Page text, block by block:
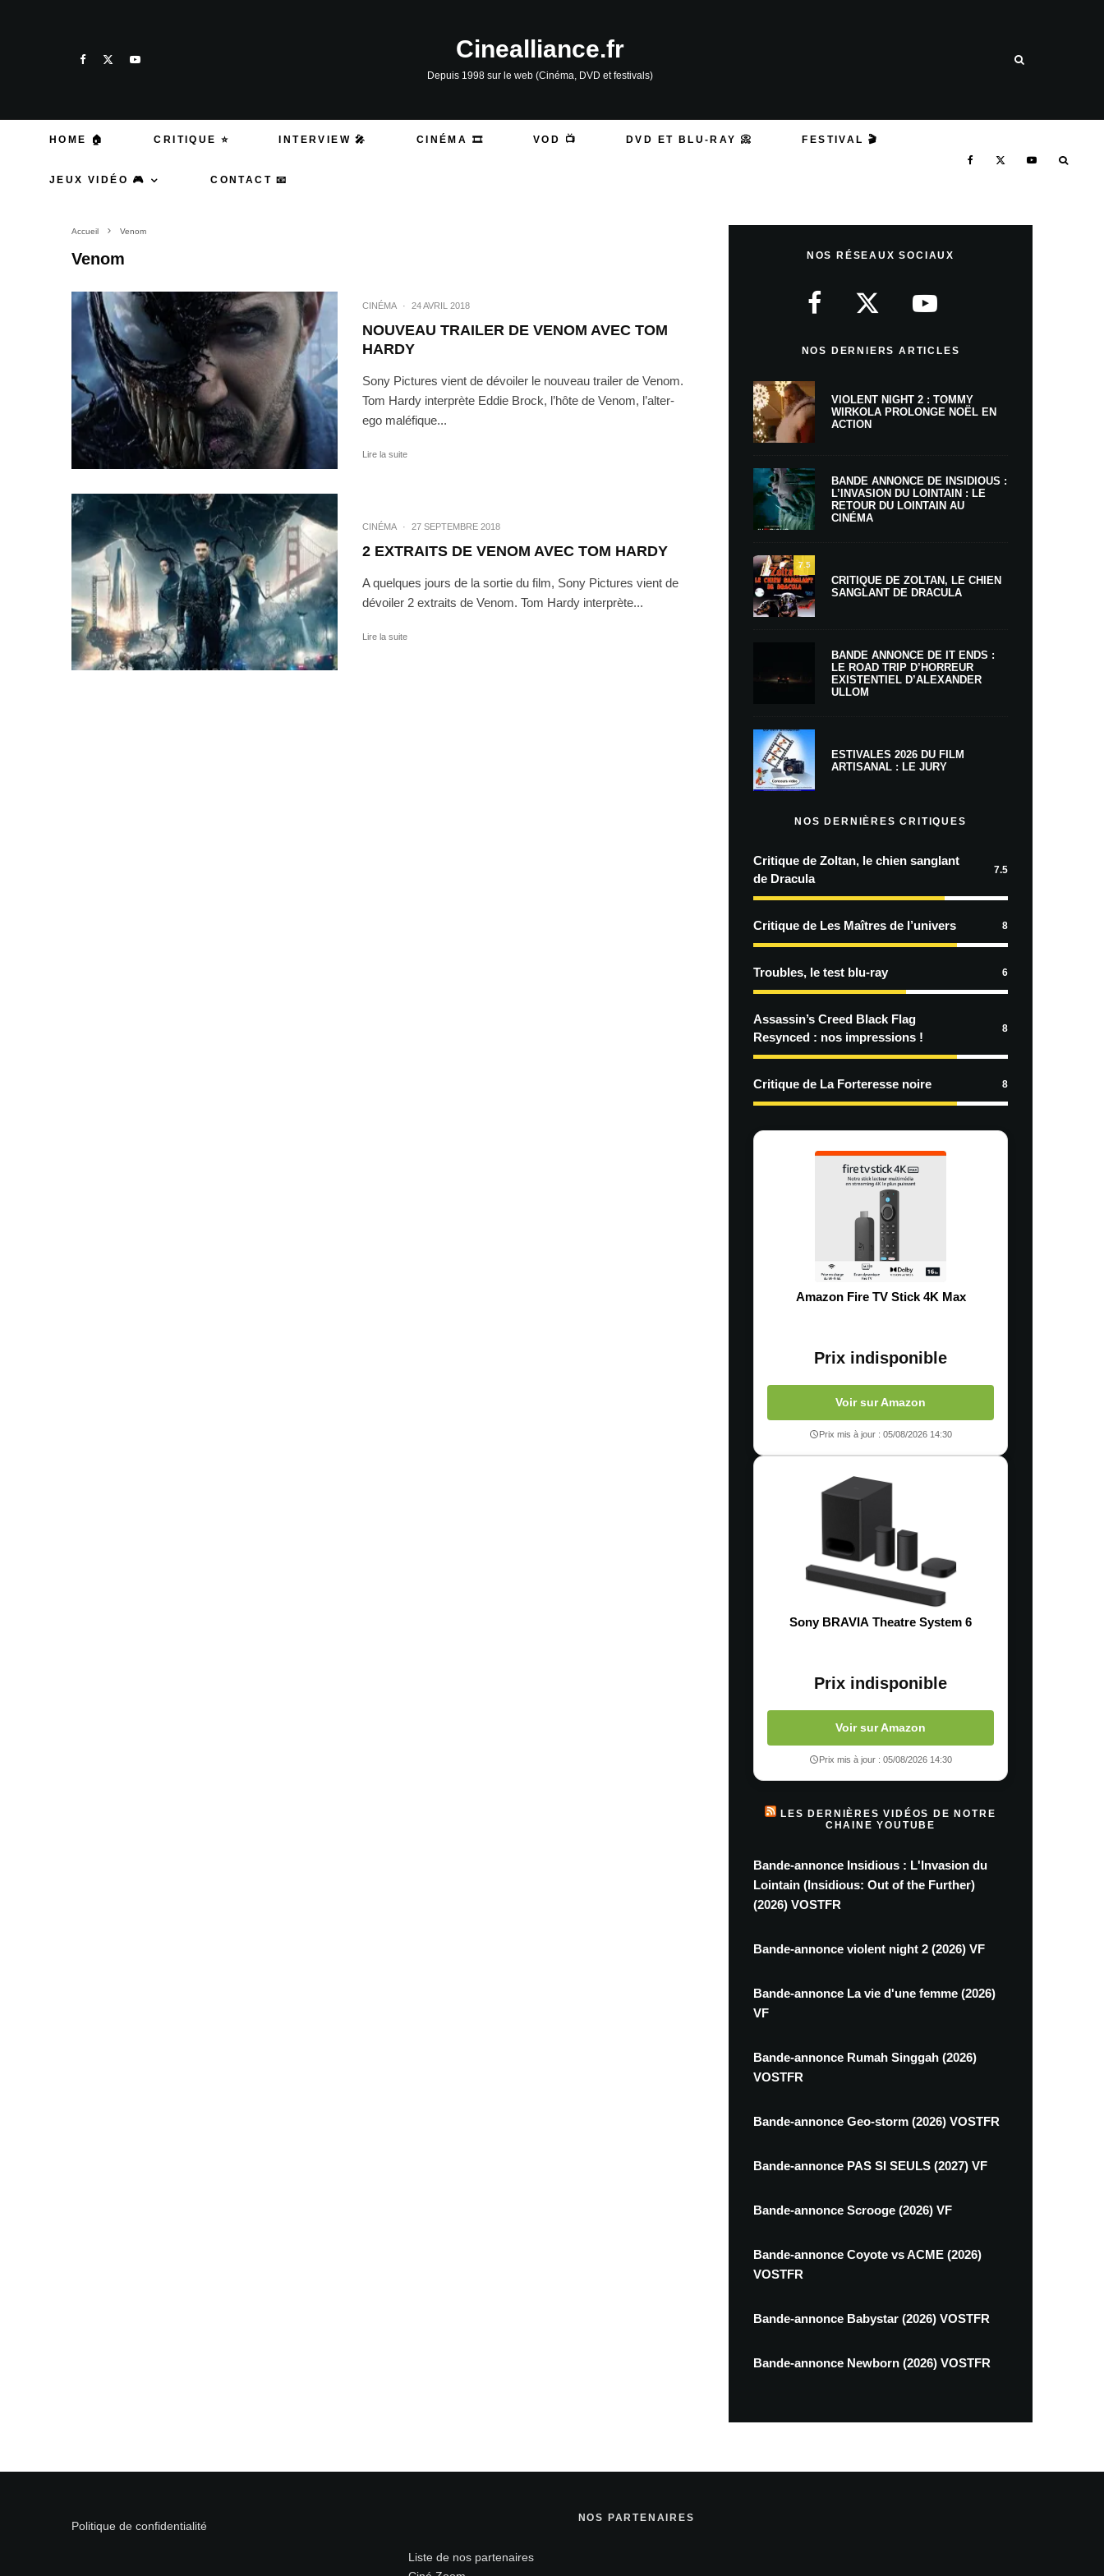
Cinealliance.fr
Depuis 1998 sur le web (Cinéma, DVD et festivals)
HOME 🏠 CRITIQUE ⭐ INTERVIEW 🎤 CINÉMA 🎞️ VOD 📺 DVD ET BLU-RAY 📀 FESTIVAL 🎬
JEUX VIDÉO 🎮 CONTACT 📧
Accueil Venom
Venom
CINÉMA · 24 AVRIL 2018
NOUVEAU TRAILER DE VENOM AVEC TOM
HARDY
Sony Pictures vient de dévoiler le nouveau trailer de Venom.
Tom Hardy interprète Eddie Brock, l’hôte de Venom, l’alter-
ego maléfique...
Lire la suite
CINÉMA · 27 SEPTEMBRE 2018
2 EXTRAITS DE VENOM AVEC TOM HARDY
A quelques jours de la sortie du film, Sony Pictures vient de
dévoiler 2 extraits de Venom. Tom Hardy interprète...
Lire la suite
NOS RÉSEAUX SOCIAUX
NOS DERNIERS ARTICLES
VIOLENT NIGHT 2 : TOMMY
WIRKOLA PROLONGE NOËL EN
ACTION
BANDE ANNONCE DE INSIDIOUS :
L’INVASION DU LOINTAIN : LE
RETOUR DU LOINTAIN AU
CINÉMA
7.5
CRITIQUE DE ZOLTAN, LE CHIEN
SANGLANT DE DRACULA
BANDE ANNONCE DE IT ENDS :
LE ROAD TRIP D’HORREUR
EXISTENTIEL D’ALEXANDER
ULLOM
ESTIVALES 2026 DU FILM
ARTISANAL : LE JURY
NOS DERNIÈRES CRITIQUES
Critique de Zoltan, le chien sanglant
de Dracula
7.5
Critique de Les Maîtres de l’univers 8
Troubles, le test blu-ray 6
Assassin’s Creed Black Flag
Resynced : nos impressions !
8
Critique de La Forteresse noire 8
Amazon Fire TV Stick 4K Max
Prix indisponible
Voir sur Amazon
Prix mis à jour : 05/08/2026 14:30
Sony BRAVIA Theatre System 6
Prix indisponible
Voir sur Amazon
Prix mis à jour : 05/08/2026 14:30
LES DERNIÈRES VIDÉOS DE NOTRE
CHAINE YOUTUBE
Bande-annonce Insidious : L'Invasion du
Lointain (Insidious: Out of the Further)
(2026) VOSTFR
Bande-annonce violent night 2 (2026) VF
Bande-annonce La vie d'une femme (2026)
VF
Bande-annonce Rumah Singgah (2026)
VOSTFR
Bande-annonce Geo-storm (2026) VOSTFR
Bande-annonce PAS SI SEULS (2027) VF
Bande-annonce Scrooge (2026) VF
Bande-annonce Coyote vs ACME (2026)
VOSTFR
Bande-annonce Babystar (2026) VOSTFR
Bande-annonce Newborn (2026) VOSTFR
Politique de confidentialité
NOS PARTENAIRES
Liste de nos partenaires